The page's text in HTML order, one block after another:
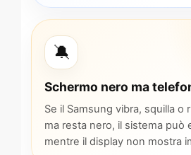
🔕
Schermo nero ma
Se il Samsung vibra, squilla o
ma resta nero, il sistema può
mentre il display non mostra